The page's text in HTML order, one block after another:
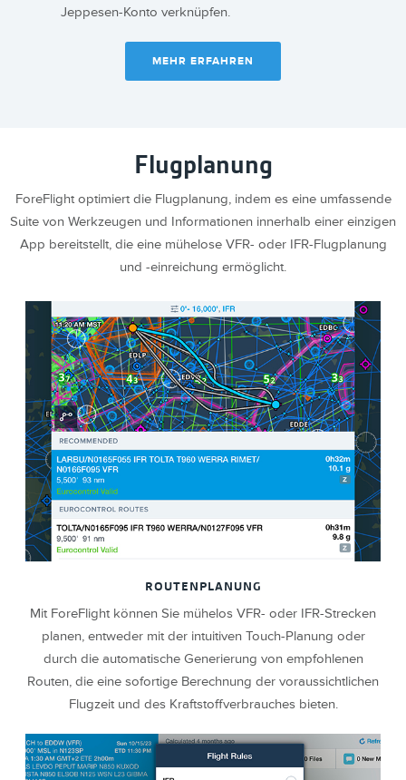
Jeppesen-Konto verknüpfen.
MEHR ERFAHREN
Flugplanung
ForeFlight optimiert die Flugplanung, indem es eine umfassende
Suite von Werkzeugen und Informationen innerhalb einer einzigen
App bereitstellt, die eine mühelose VFR- oder IFR-Flugplanung
und -einreichung ermöglicht.
ROUTENPLANUNG
Mit ForeFlight können Sie mühelos VFR- oder IFR-Strecken
planen, entweder mit der intuitiven Touch-Planung oder
durch die automatische Generierung von empfohlenen
Routen, die eine sofortige Berechnung der voraussichtlichen
Flugzeit und des Kraftstoffverbrauches bieten.